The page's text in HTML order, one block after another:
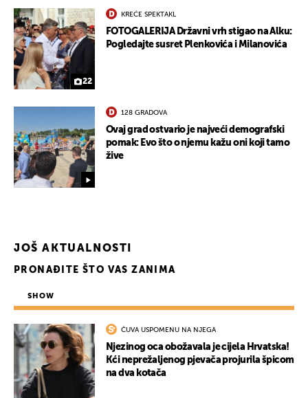
22
KREĆE SPEKTAKL
FOTOGALERIJA Državni vrh stigao na Alku:
Pogledajte susret Plenkovića i Milanovića
128 GRADOVA
Ovaj grad ostvario je najveći demografski
pomak: Evo što o njemu kažu oni koji tamo
žive
JOŠ AKTUALNOSTI
PRONAĐITE ŠTO VAS ZANIMA
SHOW
ČUVA USPOMENU NA NJEGA
Njezinog oca obožavala je cijela Hrvatska!
Kći neprežaljenog pjevača projurila špicom
na dva kotača
UKLJUČITE NOTIFIKACIJE